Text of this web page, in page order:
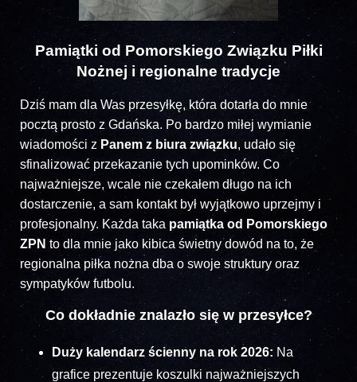
Pamiątki od Pomorskiego Związku Piłki
Nożnej i regionalne tradycje
Dziś mam dla Was przesyłkę, która dotarła do mnie
pocztą prosto z Gdańska. Po bardzo miłej wymianie
wiadomości z Panem z biura związku, udało się
sfinalizować przekazanie tych upominków. Co
najważniejsze, wcale nie czekałem długo na ich
dostarczenie, a sam kontakt był wyjątkowo uprzejmy i
profesjonalny. Każda taka pamiątka od Pomorskiego
ZPN to dla mnie jako kibica świetny dowód na to, że
regionalna piłka nożna dba o swoje struktury oraz
sympatyków futbolu.
Co dokładnie znalazło się w przesyłce?
Duży kalendarz ścienny na rok 2026: Na
grafice prezentuje koszulki najważniejszych